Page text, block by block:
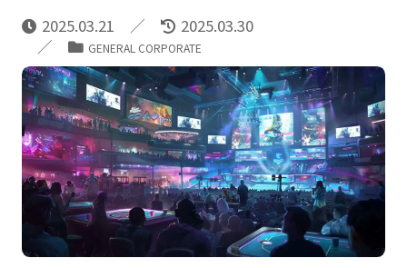
2025.03.21 2025.03.30
GENERAL CORPORATE